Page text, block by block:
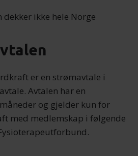
dekker ikke hele Norge
er en strømavtale i
Avtalen har en
og gjelder kun for
med medlemskap i følgende